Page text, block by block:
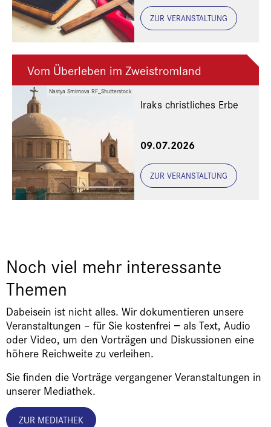
ZUR VERANSTALTUNG
Nastya Smirnova RF_Shutterstock
Vom Überleben im Zweistromland
Iraks christliches Erbe
Freunde und Gönner
09.07.2026
ZUR VERANSTALTUNG
Noch viel mehr interessante
Themen
Dabeisein ist nicht alles. Wir dokumentieren unsere
Veranstaltungen – für Sie kostenfrei − als Text, Audio
oder Video, um den Vorträgen und Diskussionen eine
höhere Reichweite zu verleihen.
Sie finden die Vorträge vergangener Veranstaltungen in
unserer Mediathek.
ZUR MEDIATHEK